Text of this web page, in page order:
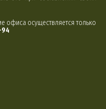
офиса осуществляется только
94